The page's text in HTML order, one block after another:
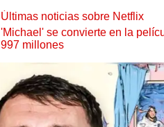
Últimas noticias sobre Netflix
'Michael' se convierte en la
997 millones